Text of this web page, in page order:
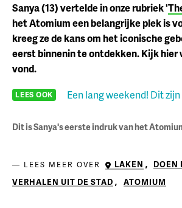
Sanya (13) vertelde in onze rubriek '
het Atomium een belangrijke plek is
kreeg ze de kans om het iconische
eerst binnenin te ontdekken. Kijk hier
vond.
LEES OOK Een lang weekend! Dit
Dit is Sanya's eerste indruk van het
LEES MEER OVER LAKEN , DOEN
VERHALEN UIT DE STAD , ATOMIUM